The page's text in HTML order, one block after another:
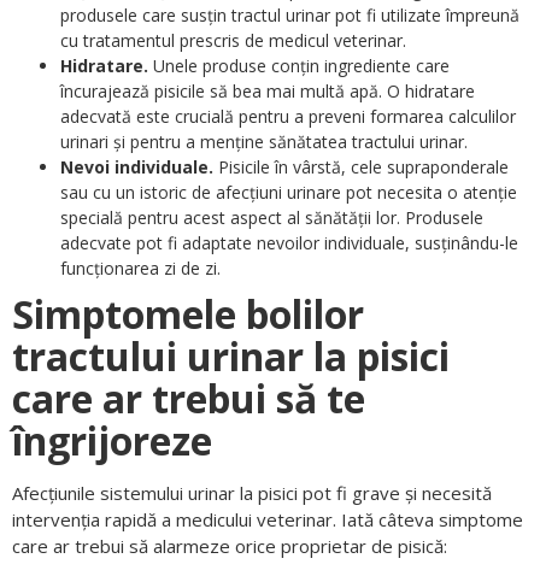
produsele care susțin tractul urinar pot fi utilizate împreună
cu tratamentul prescris de medicul veterinar.
Hidratare. Unele produse conțin ingrediente care
încurajează pisicile să bea mai multă apă. O hidratare
adecvată este crucială pentru a preveni formarea calculilor
urinari și pentru a menține sănătatea tractului urinar.
Nevoi individuale. Pisicile în vârstă, cele supraponderale
sau cu un istoric de afecțiuni urinare pot necesita o atenție
specială pentru acest aspect al sănătății lor. Produsele
adecvate pot fi adaptate nevoilor individuale, susținându-le
funcționarea zi de zi.
Simptomele bolilor
tractului urinar la pisici
care ar trebui să te
îngrijoreze
Afecțiunile sistemului urinar la pisici pot fi grave și necesită
intervenția rapidă a medicului veterinar. Iată câteva simptome
care ar trebui să alarmeze orice proprietar de pisică: